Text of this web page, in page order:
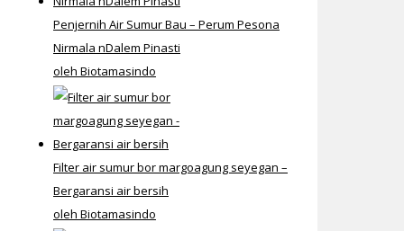
Penjernih Air Sumur Bau – Perum Pesona
Nirmala nDalem Pinasti
oleh Biotamasindo
Filter air sumur bor margoagung seyegan –
Bergaransi air bersih
oleh Biotamasindo